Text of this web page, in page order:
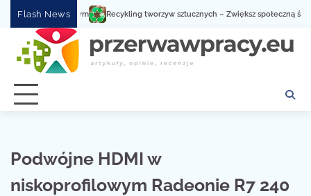
content
Flash News Recykling tworzyw sztucznych – Zwiększ społeczną
Podwójne HDMI w
niskoprofilowym Radeonie R7 240